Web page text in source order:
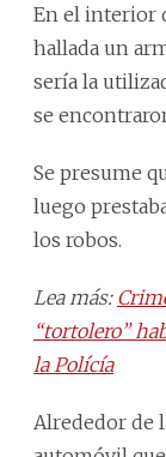
En el interior
hallada un
sería la
se
Se presume
luego
los robos.
Lea más:
“tortolero”
la Polícía
Alrededor de